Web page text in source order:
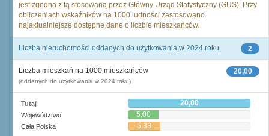
jest zgodna z tą stosowaną przez Główny Urząd Statystyczny (GUS). Przy
obliczeniach wskaźników na 1000 ludności zastosowano
najaktualniejsze dostępne dane o liczbie mieszkańców.
2
Liczba nieruchomości oddanych do użytkowania w 2024 roku
20,00
Liczba mieszkań na 1000 mieszkańców
(oddanych do użytkowania w 2024 roku)
Tutaj 20,00
Województwo 5,00
Cała Polska 5,33